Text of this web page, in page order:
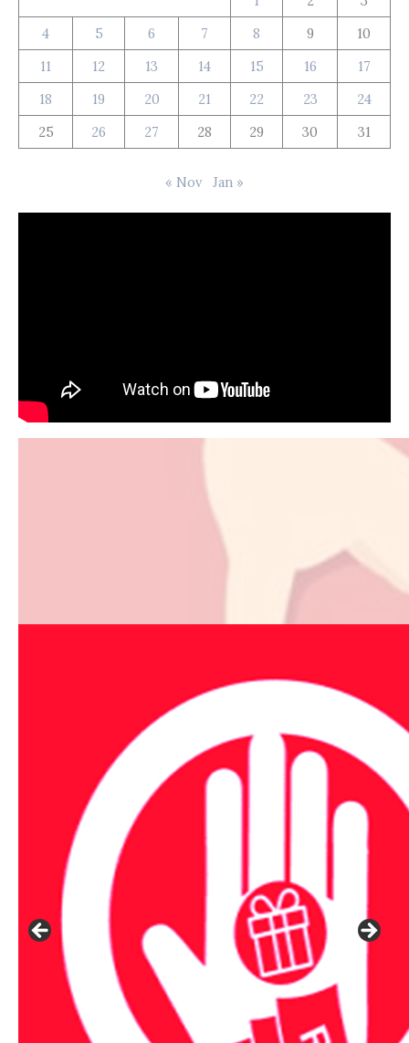
4
5 6 7 8 9
10
11
12 13 14 15 16
17
18
19 20 21 22 23
24
25
26 27 28 29 30 31
« Nov Jan »